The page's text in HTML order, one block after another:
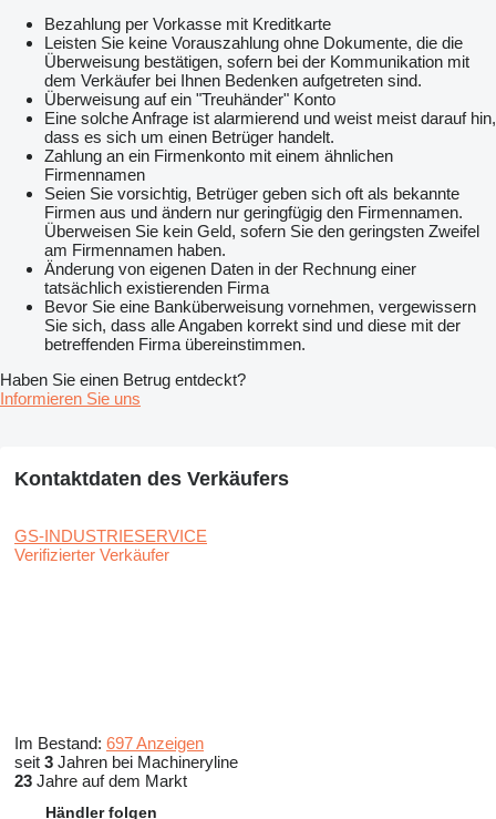
Bezahlung per Vorkasse mit Kreditkarte
Leisten Sie keine Vorauszahlung ohne Dokumente, die die
Überweisung bestätigen, sofern bei der Kommunikation mit
dem Verkäufer bei Ihnen Bedenken aufgetreten sind.
Überweisung auf ein "Treuhänder" Konto
Eine solche Anfrage ist alarmierend und weist meist darauf hin,
dass es sich um einen Betrüger handelt.
Zahlung an ein Firmenkonto mit einem ähnlichen
Firmennamen
Seien Sie vorsichtig, Betrüger geben sich oft als bekannte
Firmen aus und ändern nur geringfügig den Firmennamen.
Überweisen Sie kein Geld, sofern Sie den geringsten Zweifel
am Firmennamen haben.
Änderung von eigenen Daten in der Rechnung einer
tatsächlich existierenden Firma
Bevor Sie eine Banküberweisung vornehmen, vergewissern
Sie sich, dass alle Angaben korrekt sind und diese mit der
betreffenden Firma übereinstimmen.
Haben Sie einen Betrug entdeckt?
Informieren Sie uns
Kontaktdaten des Verkäufers
GS-INDUSTRIESERVICE
Verifizierter Verkäufer
Im Bestand: 697 Anzeigen
seit 3 Jahren bei Machineryline
23 Jahre auf dem Markt
Händler folgen